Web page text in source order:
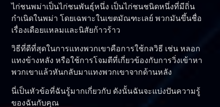
ไก่ชนพม่าเป็นไก่ชนพันธุ์หนึ่ง เป็นไก่ชนชนิดหนึ่งที่มีถิ่น
กำเนิดในพม่า โดยเฉพาะในเขตมัณฑะเลย์ พวกมันขึ้นชื่อ
เรื่องเดือยแหลมและนิสัยก้าวร้าว
วิธีที่ดีที่สุดในการแทงพวกเขาคือการใช้กลวิธี เช่น หลอก
แทงข้างหลัง หรือใช้การโจมตีที่เกี่ยวข้องกับการวิ่งเข้าหา
พวกเขาแล้วหันกลับมาแทงพวกเขาจากด้านหลัง
นี่เป็นหัวข้อที่ฉันรู้มากเกี่ยวกับ ดังนั้นฉันจะแบ่งปันความรู้
ของฉันกับคุณ